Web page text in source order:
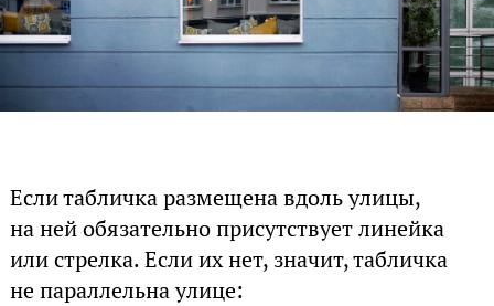
Если табличка размещена вдоль улицы,
на ней обязательно присутствует линейка
или стрелка. Если их нет, значит, табличка
не параллельна улице: